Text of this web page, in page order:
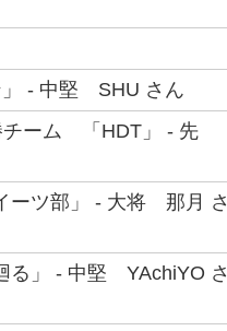
」 - 中堅 SHU さん
チーム 「HDT」 - 先
ーツ部」 - 大将 那月 さ
る」 - 中堅 YAchiYO さ